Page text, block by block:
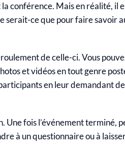
conférence. Mais en réalité, il
serait-ce que pour faire savoir
de celle-ci. Vous
et vidéos en tout genre
en leur demandant de
Une fois l’événement terminé,
à un questionnaire ou à